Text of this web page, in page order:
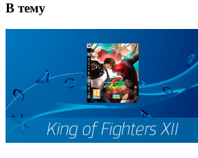
В тему